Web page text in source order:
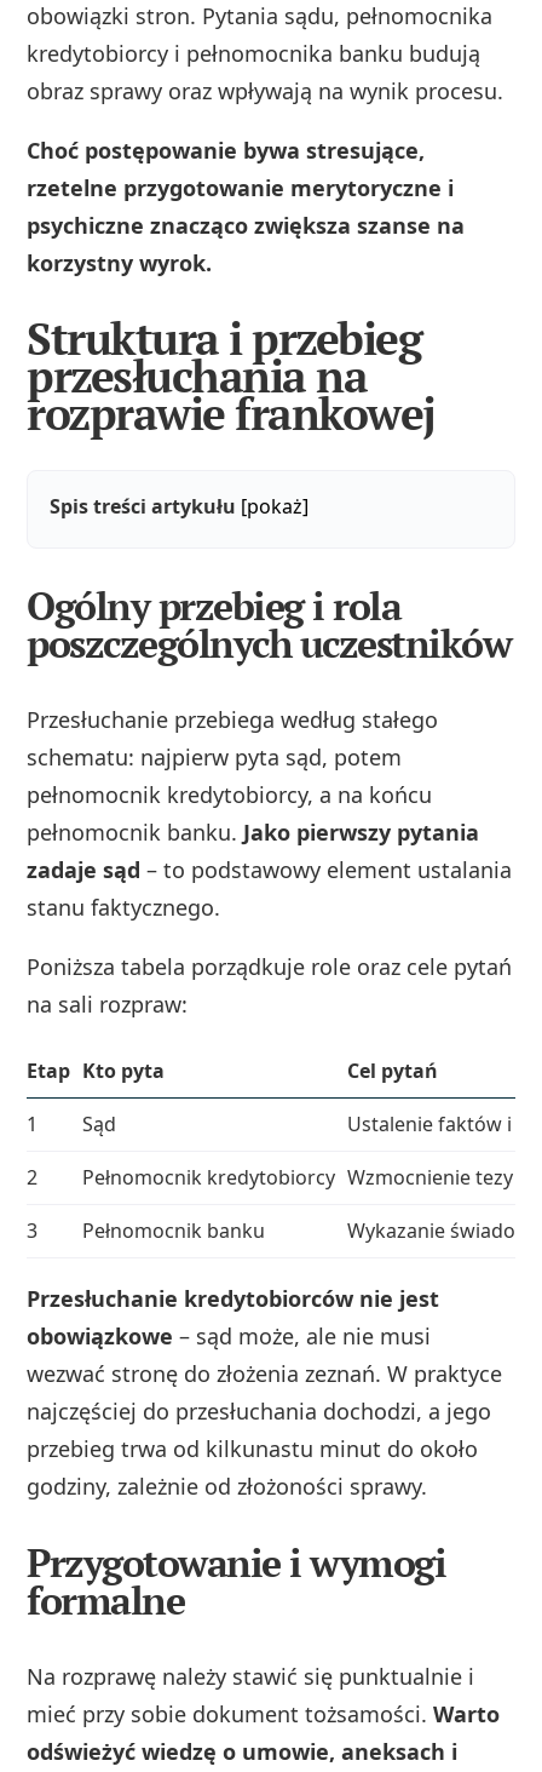
obowiązki stron. Pytania sądu, pełnomocnika
kredytobiorcy i pełnomocnika banku budują
obraz sprawy oraz wpływają na wynik procesu.
Choć postępowanie bywa stresujące,
rzetelne przygotowanie merytoryczne i
psychiczne znacząco zwiększa szanse na
korzystny wyrok.
Struktura i przebieg
przesłuchania na
rozprawie frankowej
Spis treści artykułu [pokaż]
Ogólny przebieg i rola
poszczególnych uczestników
Przesłuchanie przebiega według stałego
schematu: najpierw pyta sąd, potem
pełnomocnik kredytobiorcy, a na końcu
pełnomocnik banku. Jako pierwszy pytania
zadaje sąd – to podstawowy element ustalania
stanu faktycznego.
Poniższa tabela porządkuje role oraz cele pytań
na sali rozpraw:
Etap Kto pyta
Cel pytań
1
Sąd
Ustalenie faktów i
2
Pełnomocnik kredytobiorcy Wzmocnienie tezy
3
Pełnomocnik banku Wykazanie
Przesłuchanie kredytobiorców nie jest
obowiązkowe – sąd może, ale nie musi
wezwać stronę do złożenia zeznań. W praktyce
najczęściej do przesłuchania dochodzi, a jego
przebieg trwa od kilkunastu minut do około
godziny, zależnie od złożoności sprawy.
Przygotowanie i wymogi
formalne
Na rozprawę należy stawić się punktualnie i
mieć przy sobie dokument tożsamości.Warto
odświeżyć wiedzę o umowie, aneksach i